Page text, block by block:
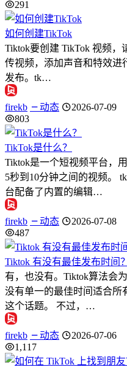
291
如何创建TikTok
Tiktok要创建 TikTok 视频，
传视频，添加声音和特效进
发布。tk…
firekb 动态
2026-07-09
803
TikTok是什么？
Tiktok是一个短视频平台，
5秒到10分钟之间的视频。
台配备了内置的编辑…
firekb 动态
2026-07-08
487
Tiktok 有没有最佳发布时间？
有，也没有。Tiktok算法会
没有单一的最佳时间适合所
这个话题。 不过，…
firekb 动态
2026-07-06
1,117